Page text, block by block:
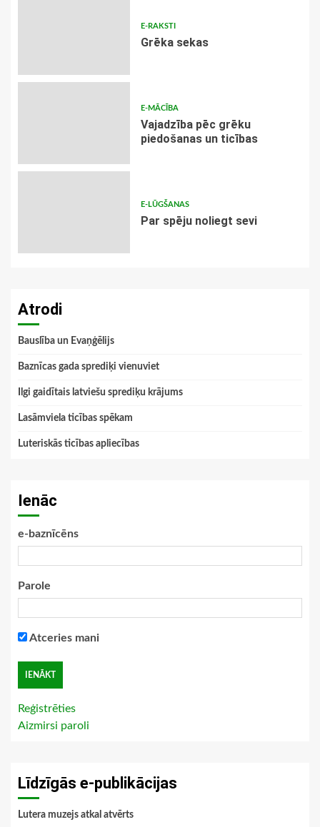
E-RAKSTI
Grēka sekas
E-MĀCĪBA
Vajadzība pēc grēku
piedošanas un ticības
E-LŪGŠANAS
Par spēju noliegt sevi
Atrodi
Bauslība un Evaņģēlijs
Baznīcas gada sprediķi vienuviet
Ilgi gaidītais latviešu sprediķu krājums
Lasāmviela ticības spēkam
Luteriskās ticības apliecības
Ienāc
e-baznīcēns
Parole
Atceries mani
Reģistrēties
Aizmirsi paroli
Līdzīgās e-publikācijas
Lutera muzejs atkal atvērts